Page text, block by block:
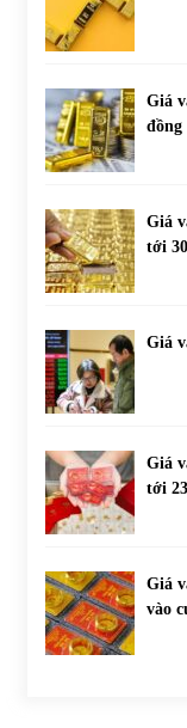
Giá
đồng
Giá
tới
Giá
Giá
tới
Giá
vào